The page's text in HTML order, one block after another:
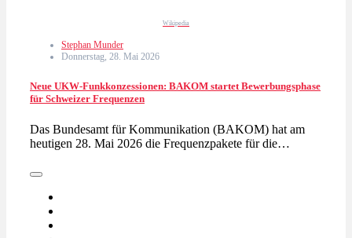
Wikipedia
Stephan Munder
Donnerstag, 28. Mai 2026
Neue UKW-Funkkonzessionen: BAKOM startet Bewerbungsphase
für Schweizer Frequenzen
Das Bundesamt für Kommunikation (BAKOM) hat am
heutigen 28. Mai 2026 die Frequenzpakete für die…